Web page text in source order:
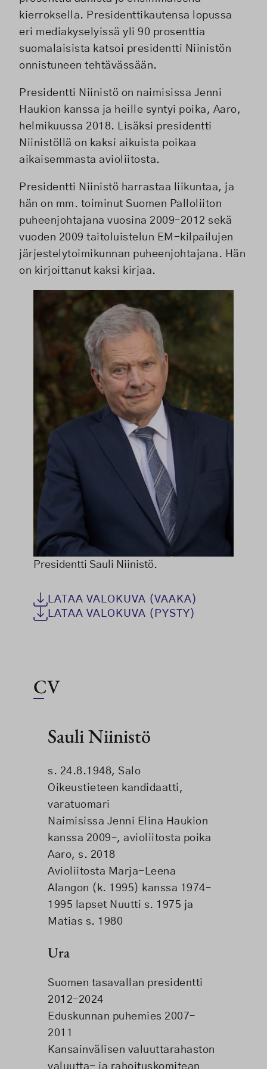
kierroksella. Presidenttikautensa lopussa
eri mediakyselyissä yli 90 prosenttia
suomalaisista katsoi presidentti Niinistön
onnistuneen tehtävässään.
Presidentti Niinistö on naimisissa Jenni
Haukion kanssa ja heille syntyi poika, Aaro,
helmikuussa 2018. Lisäksi presidentti
Niinistöllä on kaksi aikuista poikaa
aikaisemmasta avioliitosta.
Presidentti Niinistö harrastaa liikuntaa, ja
hän on mm. toiminut Suomen Palloliiton
puheenjohtajana vuosina 2009–2012 sekä
vuoden 2009 taitoluistelun EM-kilpailujen
järjestelytoimikunnan puheenjohtajana. Hän
on kirjoittanut kaksi kirjaa.
Presidentti Sauli Niinistö.
LATAA VALOKUVA (VAAKA)
LATAA VALOKUVA (PYSTY)
CV
Sauli Niinistö
s. 24.8.1948, Salo
Oikeustieteen kandidaatti,
varatuomari
Naimisissa Jenni Elina Haukion
kanssa 2009–, avioliitosta poika
Aaro, s. 2018
Avioliitosta Marja-Leena
Alangon (k. 1995) kanssa 1974–
1995 lapset Nuutti s. 1975 ja
Matias s. 1980
Ura
Suomen tasavallan presidentti
2012–2024
Eduskunnan puhemies 2007–
2011
Kansainvälisen valuuttarahaston
valuutta- ja rahoituskomitean